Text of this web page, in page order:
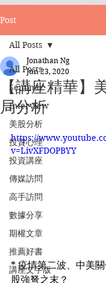
Post
All Posts
Seminar
Interview
美股分析
投資心理
投資講座
傳媒訪問
高手訪問
數據分享
期權文章
推薦好書
講座文字版
All Posts
【講座精華】
局分析
Jonathan Ng
Jun 23, 2020
https://
v=LivXFDOPBYY
* 疫情第二波、中美
股強弩之末？